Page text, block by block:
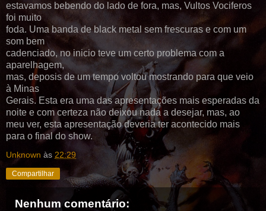
estavamos bebendo do lado de fora, mas, Vultos Vociferos
foi muito
foda. Uma banda de black metal sem frescuras e com um
som bem
cadenciado, no inicio teve um certo problema com a
aparelhagem,
mas, deposis de um tempo voltou mostrando para que veio
à Minas
Gerais. Esta era uma das apresentações mais esperadas da
noite e com certeza não deixou nada a desejar, mas, ao
meu ver, esta apresentação deveria ter acontecido mais
para o final do show.
Unknown às 22:29
Compartilhar
Nenhum comentário: